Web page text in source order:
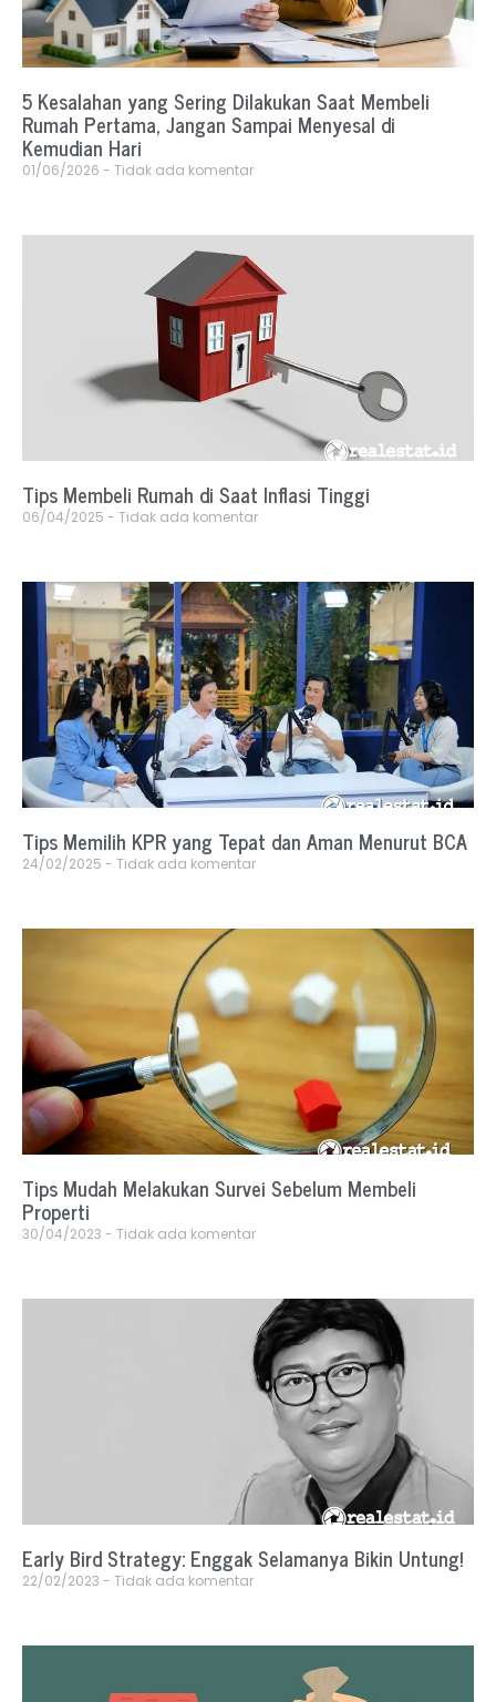
5 Kesalahan yang Sering Dilakukan Saat Membeli
Rumah Pertama, Jangan Sampai Menyesal di
Kemudian Hari
01/06/2026 Tidak ada komentar
Tips Membeli Rumah di Saat Inflasi Tinggi
06/04/2025 Tidak ada komentar
Tips Memilih KPR yang Tepat dan Aman Menurut BCA
24/02/2025 Tidak ada komentar
Tips Mudah Melakukan Survei Sebelum Membeli
Properti
30/04/2023 Tidak ada komentar
Early Bird Strategy: Enggak Selamanya Bikin Untung!
22/02/2023 Tidak ada komentar